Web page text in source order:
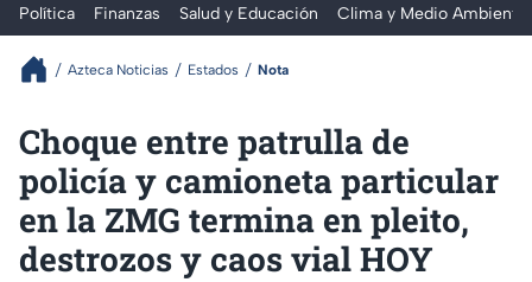
Política Finanzas Salud y Educación Clima y Medio Ambiente
Azteca Noticias Estados Nota
Choque entre patrulla de
policía y camioneta particular
en la ZMG termina en pleito,
destrozos y caos vial HOY